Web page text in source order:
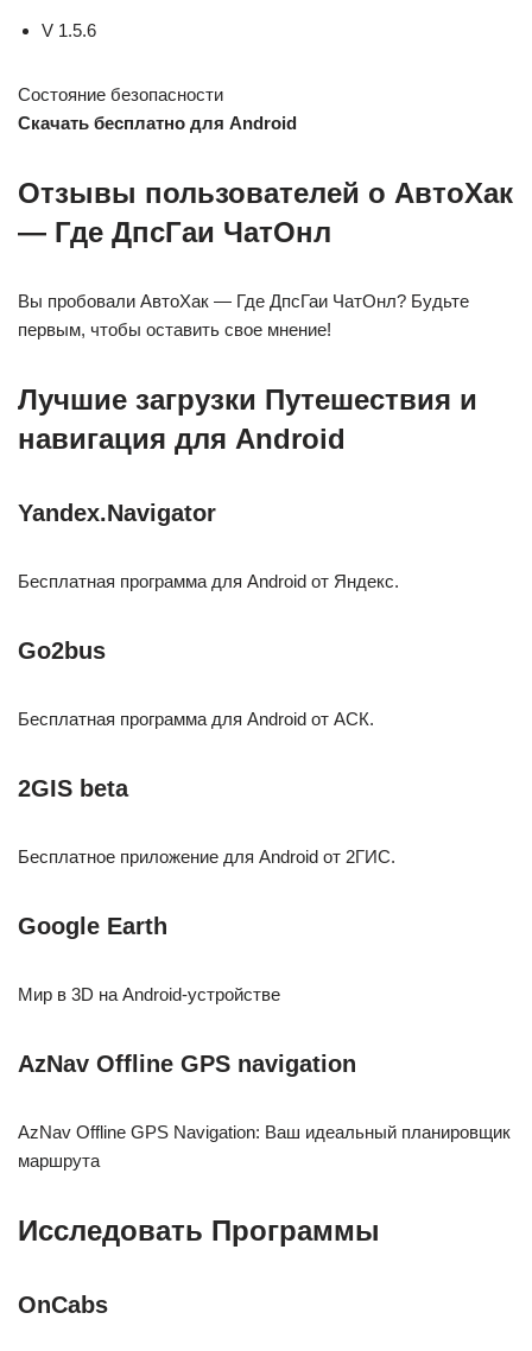
V 1.5.6
Состояние безопасности
Скачать бесплатно для Android
Отзывы пользователей о АвтоХак
— Где ДпсГаи ЧатОнл
Вы пробовали АвтоХак — Где ДпсГаи ЧатОнл? Будьте
первым, чтобы оставить свое мнение!
Лучшие загрузки Путешествия и
навигация для Android
Yandex.Navigator
Бесплатная программа для Android от Яндекс.
Go2bus
Бесплатная программа для Android от АСК.
2GIS beta
Бесплатное приложение для Android от 2ГИС.
Google Earth
Мир в 3D на Android-устройстве
AzNav Offline GPS navigation
AzNav Offline GPS Navigation: Ваш идеальный планировщик
маршрута
Исследовать Программы
OnCabs